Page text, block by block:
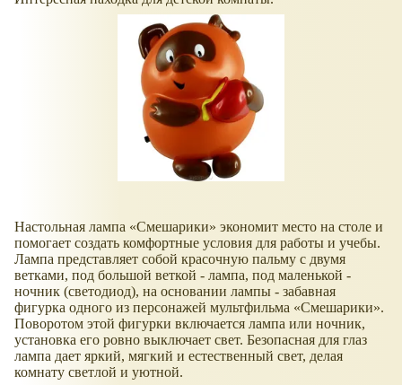
Настольная лампа Смешарики
экономит место на столе и
помогает создать комфортные условия для работы и учебы.
Лампа представляет собой красочную пальму с двумя
ветками, под большой веткой - лампа, под маленькой -
ночник (светодиод), на основании лампы - забавная
фигурка одного из персонажей мультфильма
Смешарики .
Поворотом этой фигурки включается лампа или ночник,
установка его ровно выключает свет. Безопасная для глаз
лампа дает яркий, мягкий и естественный свет, делая
комнату светлой и уютной.